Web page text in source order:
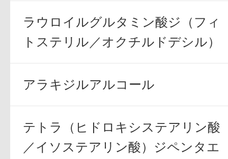
ボディケア
スキンケア
ラウロイルグルタミン酸ジ（フィ
トステリル／オクチルドデシル）
アラキジルアルコール
テトラ（ヒドロキシステアリン酸
／イソステアリン酸）ジペンタエ